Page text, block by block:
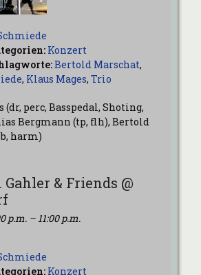
Konzert
Bertold Marschat,
, Klaus Mages, Trio
(dr, perc, Basspedal, Shoting,
Bergmann (tp, flh), Bertold
harm)
Gahler & Friends @
p.m. – 11:00 p.m.
Konzert